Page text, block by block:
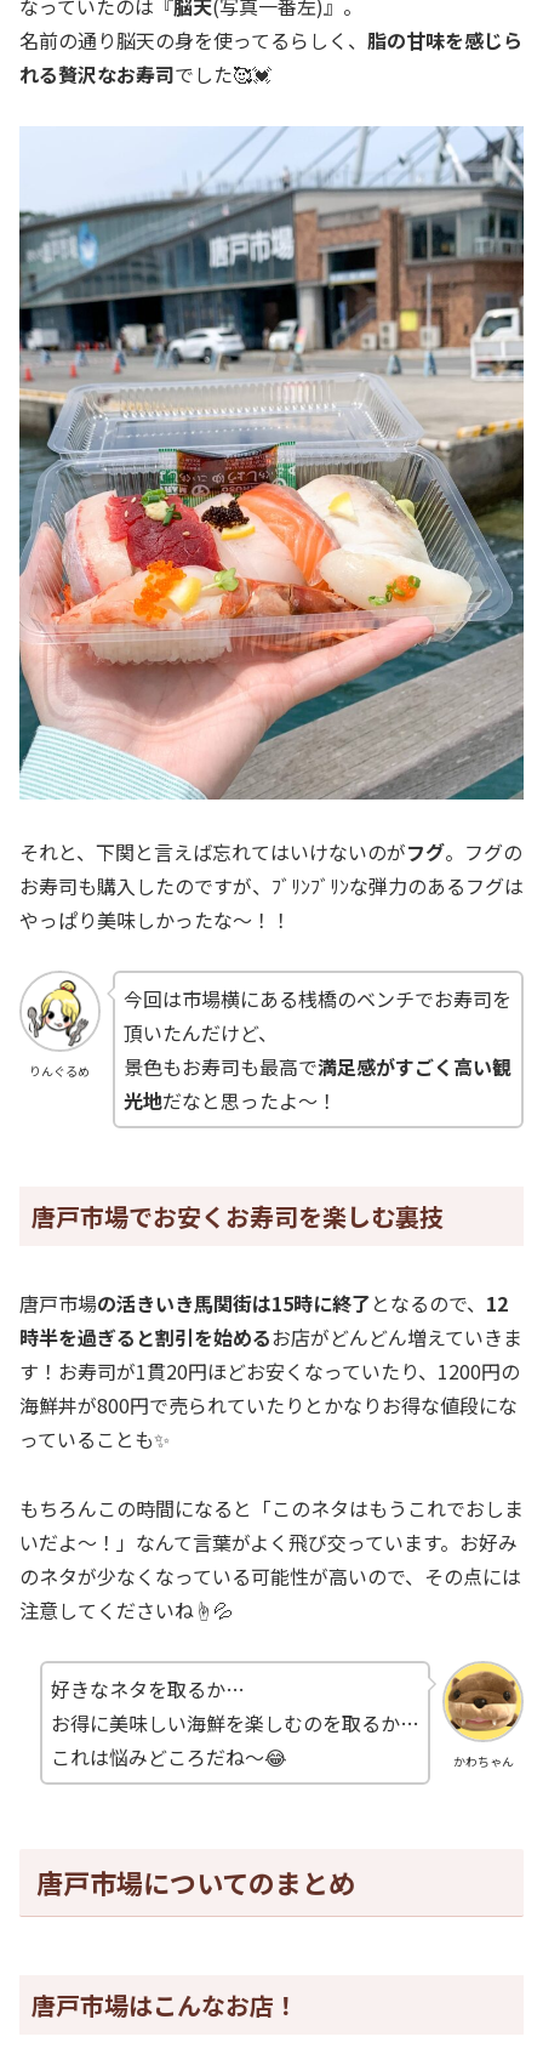
なっていたのは『脳天(写真一番左)』。
名前の通り脳天の身を使ってるらしく、 脂の甘味を感じら
れる贅沢なお寿司でした🥰💓
それと、下関と言えば忘れてはいけないのがフグ。フグの
お寿司も購入したのですが、ﾌﾞﾘﾝﾌﾞﾘﾝな弾力のあるフグは
やっぱり美味しかったな～！！
りんぐるめ
今回は市場横にある桟橋のベンチでお寿司を
頂いたんだけど、
景色もお寿司も最高で満足感がすごく高い観
光地だなと思ったよ～！
唐戸市場でお安くお寿司を楽しむ裏技
唐戸市場の活きいき馬関街は15時に終了となるので、 12
時半を過ぎると割引を始めるお店がどんどん増えていきま
す！お寿司が1貫20円ほどお安くなっていたり、1200円の
海鮮丼が800円で売られていたりとかなりお得な値段にな
っていることも✨
もちろんこの時間になると「このネタはもうこれでおしま
いだよ～！」なんて言葉がよく飛び交っています。お好み
のネタが少なくなっている可能性が高いので、その点には
注意してくださいね☝💦
かわちゃん
好きなネタを取るか…
お得に美味しい海鮮を楽しむのを取るか…
これは悩みどころだね～😂
唐戸市場についてのまとめ
唐戸市場はこんなお店！